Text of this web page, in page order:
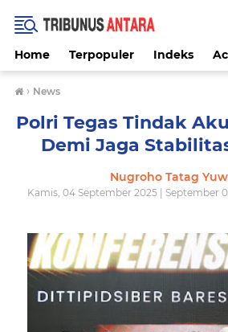
Home Terpopuler Indeks
› News
Polri Tegas Tindak
Demi Jaga
Nugroho Tatag
Kamis, 04 September 2025 | September